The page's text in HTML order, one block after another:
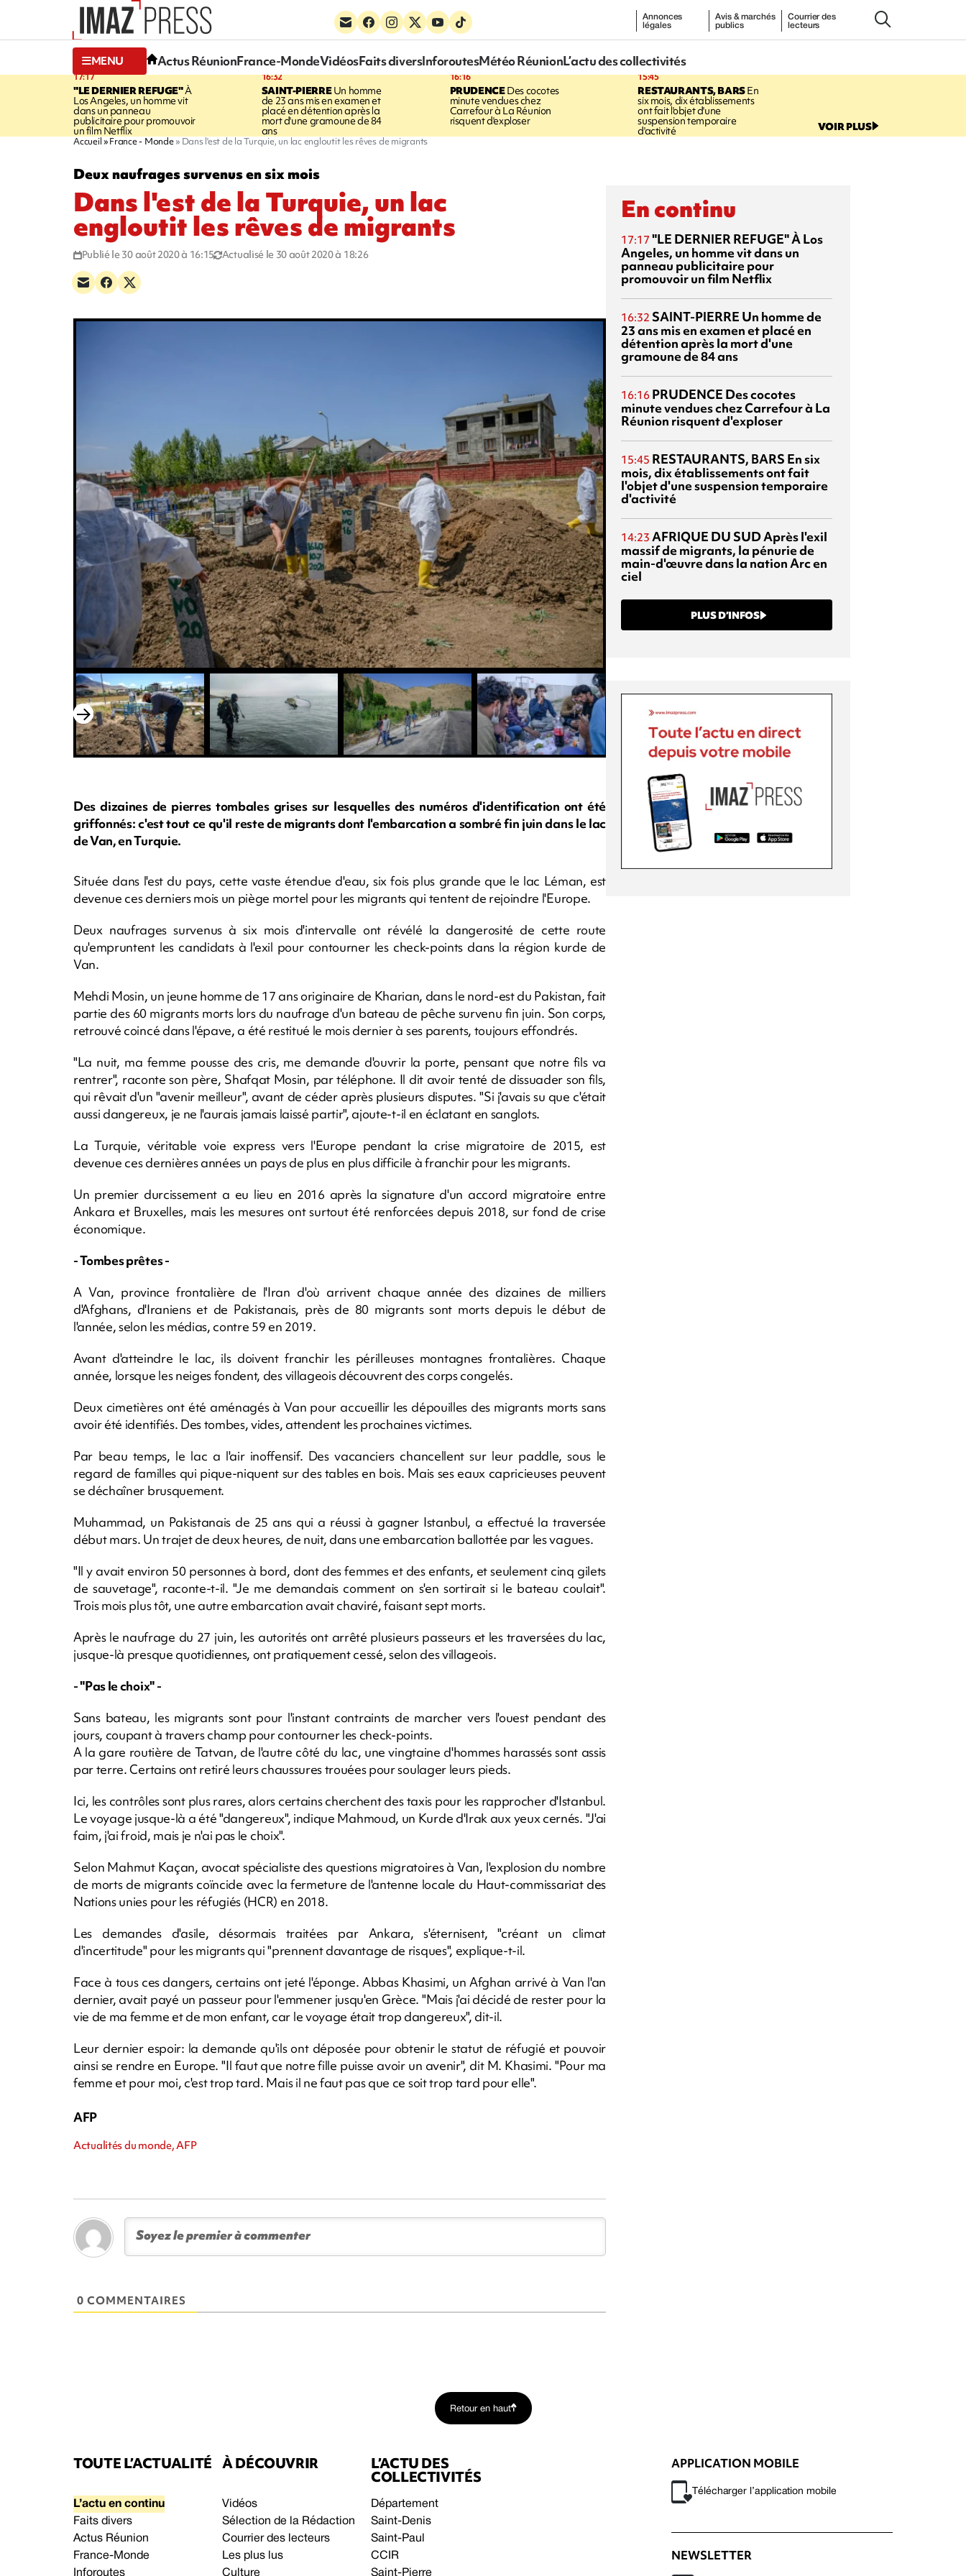
Annonces
légales
Avis & marchés
publics
Courrier des
lecteurs
MENU Actus RéunionFrance-MondeVidéosFaits diversInforoutesMétéo RéunionL’actu des collectivités
17:17
"LE DERNIER REFUGE"À
Los Angeles, un homme vit
dans un panneau
publicitaire pour promouvoir
un film Netflix
16:32
SAINT-PIERREUn homme
de 23 ans mis en examen et
placé en détention après la
mort d'une gramoune de 84
ans
16:16
PRUDENCEDes cocotes
minute vendues chez
Carrefour à La Réunion
risquent d'exploser
15:45
RESTAURANTS, BARSEn
six mois, dix établissements
ont fait l'objet d'une
suspension temporaire
d'activité VOIR PLUS
Accueil France - Monde Dans l'est de la Turquie, un lac engloutit les rêves de migrants
Deux naufrages survenus en six mois
Dans l'est de la Turquie, un lac
engloutit les rêves de migrants
Publié le 30 août 2020 à 16:15 Actualisé le 30 août 2020 à 18:26
Des dizaines de pierres tombales grises sur lesquelles des numéros d'identification ont été
griffonnés: c'est tout ce qu'il reste de migrants dont l'embarcation a sombré fin juin dans le lac
de Van, en Turquie.
Située dans l'est du pays, cette vaste étendue d'eau, six fois plus grande que le lac Léman, est
devenue ces derniers mois un piège mortel pour les migrants qui tentent de rejoindre l'Europe.
Deux naufrages survenus à six mois d'intervalle ont révélé la dangerosité de cette route
qu'empruntent les candidats à l'exil pour contourner les check-points dans la région kurde de
Van.
Mehdi Mosin, un jeune homme de 17 ans originaire de Kharian, dans le nord-est du Pakistan, fait
partie des 60 migrants morts lors du naufrage d'un bateau de pêche survenu fin juin. Son corps,
retrouvé coincé dans l'épave, a été restitué le mois dernier à ses parents, toujours effondrés.
"La nuit, ma femme pousse des cris, me demande d'ouvrir la porte, pensant que notre fils va
rentrer", raconte son père, Shafqat Mosin, par téléphone. Il dit avoir tenté de dissuader son fils,
qui rêvait d'un "avenir meilleur", avant de céder après plusieurs disputes. "Si j'avais su que c'était
aussi dangereux, je ne l'aurais jamais laissé partir", ajoute-t-il en éclatant en sanglots.
La Turquie, véritable voie express vers l'Europe pendant la crise migratoire de 2015, est
devenue ces dernières années un pays de plus en plus difficile à franchir pour les migrants.
Un premier durcissement a eu lieu en 2016 après la signature d'un accord migratoire entre
Ankara et Bruxelles, mais les mesures ont surtout été renforcées depuis 2018, sur fond de crise
économique.
- Tombes prêtes -
A Van, province frontalière de l'Iran d'où arrivent chaque année des dizaines de milliers
d'Afghans, d'Iraniens et de Pakistanais, près de 80 migrants sont morts depuis le début de
l'année, selon les médias, contre 59 en 2019.
Avant d'atteindre le lac, ils doivent franchir les périlleuses montagnes frontalières. Chaque
année, lorsque les neiges fondent, des villageois découvrent des corps congelés.
Deux cimetières ont été aménagés à Van pour accueillir les dépouilles des migrants morts sans
avoir été identifiés. Des tombes, vides, attendent les prochaines victimes.
Par beau temps, le lac a l'air inoffensif. Des vacanciers chancellent sur leur paddle, sous le
regard de familles qui pique-niquent sur des tables en bois. Mais ses eaux capricieuses peuvent
se déchaîner brusquement.
Muhammad, un Pakistanais de 25 ans qui a réussi à gagner Istanbul, a effectué la traversée
début mars. Un trajet de deux heures, de nuit, dans une embarcation ballottée par les vagues.
"Il y avait environ 50 personnes à bord, dont des femmes et des enfants, et seulement cinq gilets
de sauvetage", raconte-t-il. "Je me demandais comment on s'en sortirait si le bateau coulait".
Trois mois plus tôt, une autre embarcation avait chaviré, faisant sept morts.
Après le naufrage du 27 juin, les autorités ont arrêté plusieurs passeurs et les traversées du lac,
jusque-là presque quotidiennes, ont pratiquement cessé, selon des villageois.
- "Pas le choix" -
Sans bateau, les migrants sont pour l'instant contraints de marcher vers l'ouest pendant des
jours, coupant à travers champ pour contourner les check-points.
A la gare routière de Tatvan, de l'autre côté du lac, une vingtaine d'hommes harassés sont assis
par terre. Certains ont retiré leurs chaussures trouées pour soulager leurs pieds.
Ici, les contrôles sont plus rares, alors certains cherchent des taxis pour les rapprocher d'Istanbul.
Le voyage jusque-là a été "dangereux", indique Mahmoud, un Kurde d'Irak aux yeux cernés. "J'ai
faim, j'ai froid, mais je n'ai pas le choix".
Selon Mahmut Kaçan, avocat spécialiste des questions migratoires à Van, l'explosion du nombre
de morts de migrants coïncide avec la fermeture de l'antenne locale du Haut-commissariat des
Nations unies pour les réfugiés (HCR) en 2018.
Les demandes d'asile, désormais traitées par Ankara, s'éternisent, "créant un climat
d'incertitude" pour les migrants qui "prennent davantage de risques", explique-t-il.
Face à tous ces dangers, certains ont jeté l'éponge. Abbas Khasimi, un Afghan arrivé à Van l'an
dernier, avait payé un passeur pour l'emmener jusqu'en Grèce. "Mais j'ai décidé de rester pour la
vie de ma femme et de mon enfant, car le voyage était trop dangereux", dit-il.
Leur dernier espoir: la demande qu'ils ont déposée pour obtenir le statut de réfugié et pouvoir
ainsi se rendre en Europe. "Il faut que notre fille puisse avoir un avenir", dit M. Khasimi. "Pour ma
femme et pour moi, c'est trop tard. Mais il ne faut pas que ce soit trop tard pour elle".
AFP
Actualités du monde, AFP
0 COMMENTAIRES
En continu
17:17 "LE DERNIER REFUGE"À Los
Angeles, un homme vit dans un
panneau publicitaire pour
promouvoir un film Netflix
16:32 SAINT-PIERRE Un homme de
23 ans mis en examen et placé en
détention après la mort d'une
gramoune de 84 ans
16:16 PRUDENCE Des cocotes
minute vendues chez Carrefour à La
Réunion risquent d'exploser
15:45 RESTAURANTS, BARS En six
mois, dix établissements ont fait
l'objet d'une suspension temporaire
d'activité
14:23 AFRIQUE DU SUDAprès l'exil
massif de migrants, la pénurie de
main-d'œuvre dans la nation Arc en
ciel
PLUS D’INFOS
Retour en haut
TOUTE L’ACTUALITÉ
L’actu en continu
Faits divers
Actus Réunion
France-Monde
Inforoutes
À DÉCOUVRIR
Vidéos
Sélection de la Rédaction
Courrier des lecteurs
Les plus lus
Culture
L’ACTU DES
COLLECTIVITÉS
Département
Saint-Denis
Saint-Paul
CCIR
Saint-Pierre
APPLICATION MOBILE
Télécharger l’application mobile
NEWSLETTER